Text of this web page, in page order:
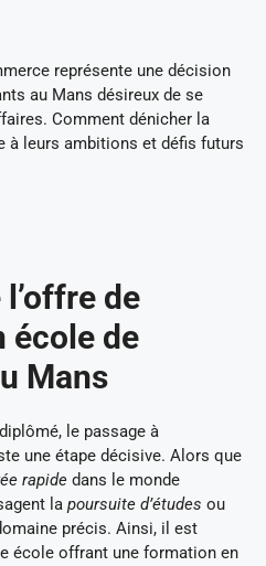
représente une décision
au Mans désireux de se
Comment dénicher la
à leurs ambitions et défis futurs
de
école de
Mans
le passage à
une étape décisive. Alors que
rapide dans le monde
la poursuite d’études ou
précis. Ainsi, il est
école offrant une formation en